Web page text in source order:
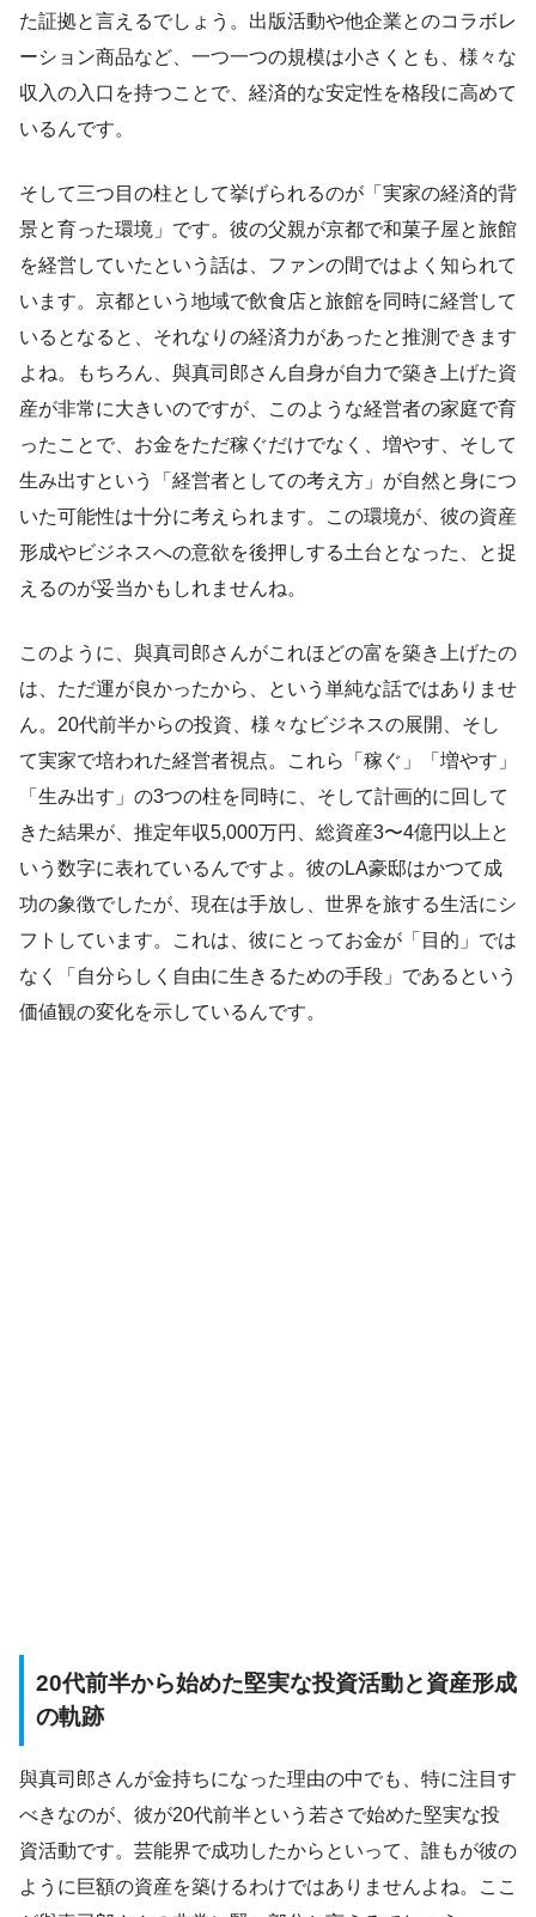
た証拠と言えるでしょう。出版活動や他企業とのコラボレ
ーション商品など、一つ一つの規模は小さくとも、様々な
収入の入口を持つことで、経済的な安定性を格段に高めて
いるんです。
そして三つ目の柱として挙げられるのが「実家の経済的背
景と育った環境」です。彼の父親が京都で和菓子屋と旅館
を経営していたという話は、ファンの間ではよく知られて
います。京都という地域で飲食店と旅館を同時に経営して
いるとなると、それなりの経済力があったと推測できます
よね。もちろん、與真司郎さん自身が自力で築き上げた資
産が非常に大きいのですが、このような経営者の家庭で育
ったことで、お金をただ稼ぐだけでなく、増やす、そして
生み出すという「経営者としての考え方」が自然と身につ
いた可能性は十分に考えられます。この環境が、彼の資産
形成やビジネスへの意欲を後押しする土台となった、と捉
えるのが妥当かもしれませんね。
このように、與真司郎さんがこれほどの富を築き上げたの
は、ただ運が良かったから、という単純な話ではありませ
ん。20代前半からの投資、様々なビジネスの展開、そし
て実家で培われた経営者視点。これら「稼ぐ」「増やす」
「生み出す」の3つの柱を同時に、そして計画的に回して
きた結果が、推定年収5,000万円、総資産3〜4億円以上と
いう数字に表れているんですよ。彼のLA豪邸はかつて成
功の象徴でしたが、現在は手放し、世界を旅する生活にシ
フトしています。これは、彼にとってお金が「目的」では
なく「自分らしく自由に生きるための手段」であるという
価値観の変化を示しているんです。
20代前半から始めた堅実な投資活動と資産形成
の軌跡
與真司郎さんが金持ちになった理由の中でも、特に注目す
べきなのが、彼が20代前半という若さで始めた堅実な投
資活動です。芸能界で成功したからといって、誰もが彼の
ように巨額の資産を築けるわけではありませんよね。ここ